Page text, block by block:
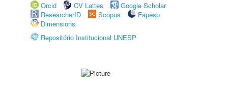
Orcid
CV Lattes
Google Scholar
ResearcherID
Scopus
Fapesp
Dimensions
Repositório Institucional UNESP